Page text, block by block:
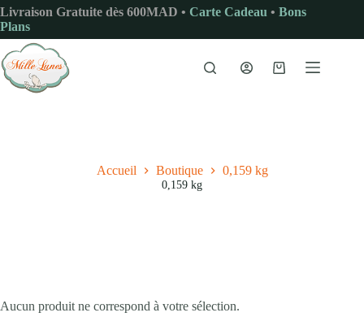
Passer
au
contenu
Livraison Gratuite dès 600MAD • Carte Cadeau • Bons
Plans
Panier
Accueil Boutique 0,159 kg
0,159 kg
Aucun produit ne correspond à votre sélection.